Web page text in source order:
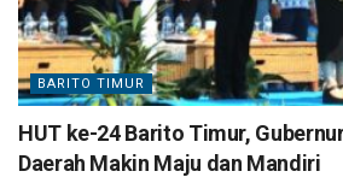
BARITO TIMUR
HUT ke-24 Barito Timur,
Daerah Makin Maju dan Mandiri